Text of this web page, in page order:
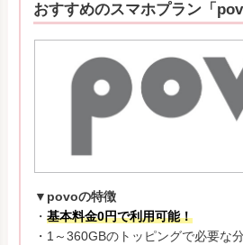
おすすめのスマホプラン「
▼povoの特徴
・ 基本料金0円で利用可能！
・1～360GBのトッピングで必要な